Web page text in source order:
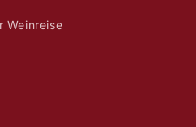
Weinreise